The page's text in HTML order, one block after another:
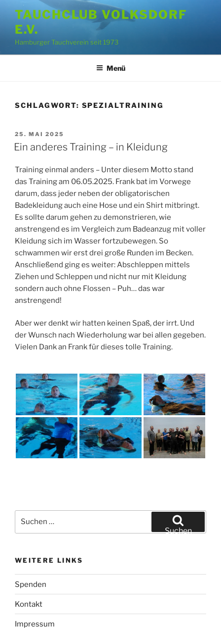
Inhalt
springen
TAUCHCLUB VOLKSDORF
E.V.
Hamburger Tauchverein seit 1973
Menü
SCHLAGWORT: SPEZIALTRAINING
VERÖFFENTLICHT
AM
25. MAI 2025
Ein anderes Training – in Kleidung
Training einmal anders – Unter diesem Motto stand
das Training am 06.05.2025. Frank bat im Vorwege
darum, dass jeder neben der obligatorischen
Badekleidung auch eine Hose und ein Shirt mitbringt.
Es sollte darum gehen zu demonstrieren, wie
anstrengend es im Vergleich zum Badeanzug mit voller
Kleidung sich im Wasser fortzubewegen. So
schwammen wir erst drei große Runden im Becken.
Anschließend ging es weiter: Abschleppen mittels
Ziehen und Schleppen und nicht nur mit Kleidung
sondern auch ohne Flossen – Puh… das war
anstrengend!
Aber wer denkt wir hatten keinen Spaß, der irrt. Und
der Wunsch nach Wiederholung war bei allen gegeben.
Vielen Dank an Frank für dieses tolle Training.
nach:
Suchen
WEITERE LINKS
Spenden
Kontakt
Impressum